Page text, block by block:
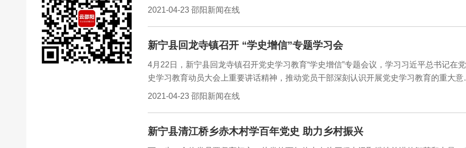
局纪检监察组、县民政局、县财政局参加评估工作。
2021-04-23 邵阳新闻在线
新宁县回龙寺镇召开 “学史增信”专题学习会
4月22日，新宁县回龙寺镇召开党史学习教育“学史增信”专题会议，学习习近平总书记在党
史学习教育动员大会上重要讲话精神，推动党员干部深刻认识开展党史学习教育的重大意
义，切实做到学党史、悟思想、办实事、开新局。
2021-04-23 邵阳新闻在线
新宁县清江桥乡赤木村学百年党史 助力乡村振兴